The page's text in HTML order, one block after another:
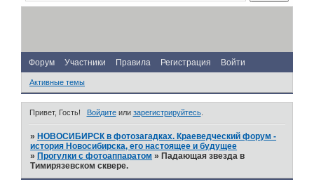
Форум Участники Правила Регистрация Войти
Активные темы
Привет, Гость! Войдитеили зарегистрируйтесь.
» НОВОСИБИРСК в фотозагадках. Краеведческий форум -
история Новосибирска, его настоящее и будущее
» Прогулки с фотоаппаратом » Падающая звезда в
Тимирязевском сквере.